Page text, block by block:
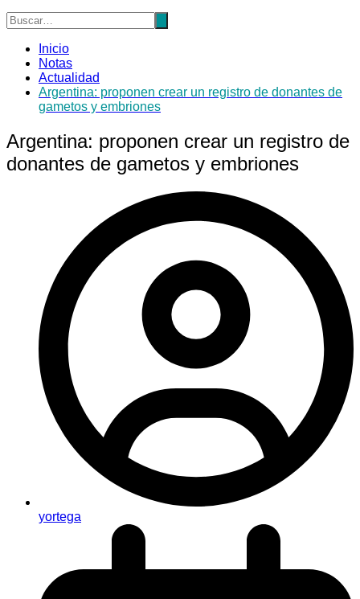
Inicio
Notas
Actualidad
Argentina: proponen crear un registro de donantes de
gametos y embriones
Argentina: proponen crear un registro de
donantes de gametos y embriones
yortega